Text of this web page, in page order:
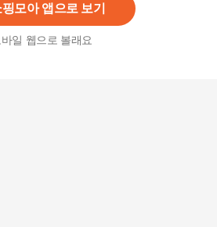
모아 앱으로 보기
바일 웹으로 볼래요